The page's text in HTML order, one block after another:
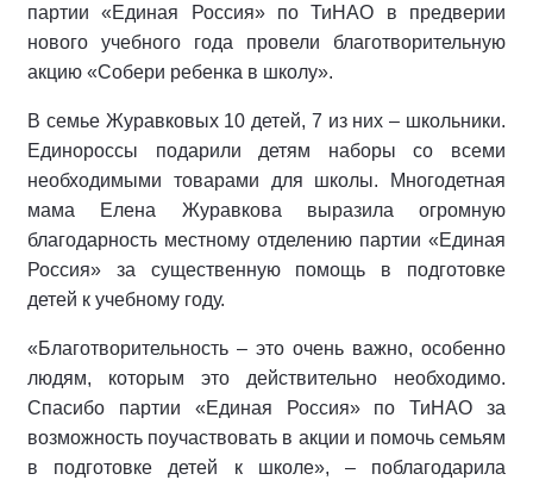
партии «Единая Россия» по ТиНАО в предверии
нового учебного года провели благотворительную
акцию «Собери ребенка в школу».
В семье Журавковых 10 детей, 7 из них – школьники.
Единороссы подарили детям наборы со всеми
необходимыми товарами для школы. Многодетная
мама Елена Журавкова выразила огромную
благодарность местному отделению партии «Единая
Россия» за существенную помощь в подготовке
детей к учебному году.
«Благотворительность – это очень важно, особенно
людям, которым это действительно необходимо.
Спасибо партии «Единая Россия» по ТиНАО за
возможность поучаствовать в акции и помочь семьям
в подготовке детей к школе», – поблагодарила